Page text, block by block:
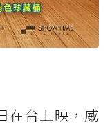
在台上映，威